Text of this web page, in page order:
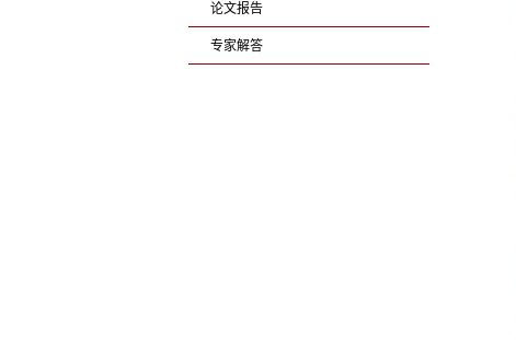
论文报告
专家解答